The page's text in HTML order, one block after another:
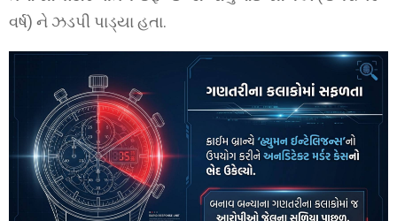
વર્ષ) ને ઝડપી પાડ્યા હતા.